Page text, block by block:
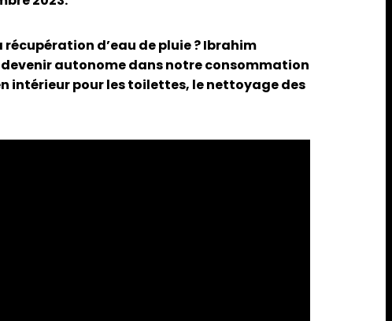
d’eau de pluie ? Ibrahim
autonome dans notre consommation
intérieur pour les toilettes, le nettoyage des